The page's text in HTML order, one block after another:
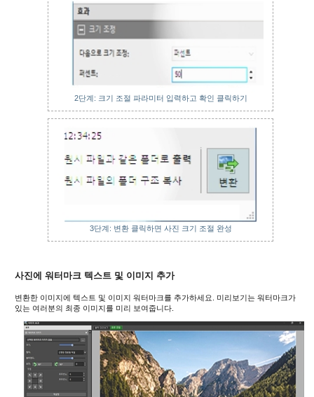
2단계: 크기 조절 파라미터 입력하고 확인 클릭하기
3단계: 변환 클릭하면 사진 크기 조절 완성
사진에 워터마크 텍스트 및 이미지 추가
변환한 이미지에 텍스트 및 이미지 워터마크를 추가하세요. 미리보기는 워터마크가
있는 여러분의 최종 이미지를 미리 보여줍니다.